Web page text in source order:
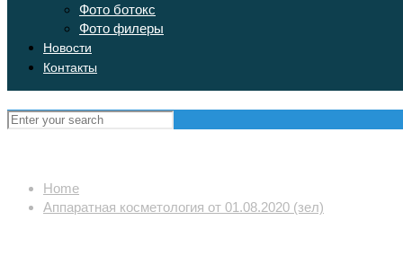
Фото ботокс
Фото филеры
Новости
Контакты
Home
Аппаратная косметология от 01.08.2020 (зел)